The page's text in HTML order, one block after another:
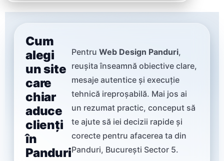
Cum
alegi
un site
care
chiar
aduce
clienți
în
Panduri
Pentru Web Design Panduri,
reușita înseamnă obiective clare,
mesaje autentice și execuție
tehnică ireproșabilă. Mai jos ai
un rezumat practic, conceput să
te ajute să iei decizii rapide și
corecte pentru afacerea ta din
Panduri, București Sector 5.